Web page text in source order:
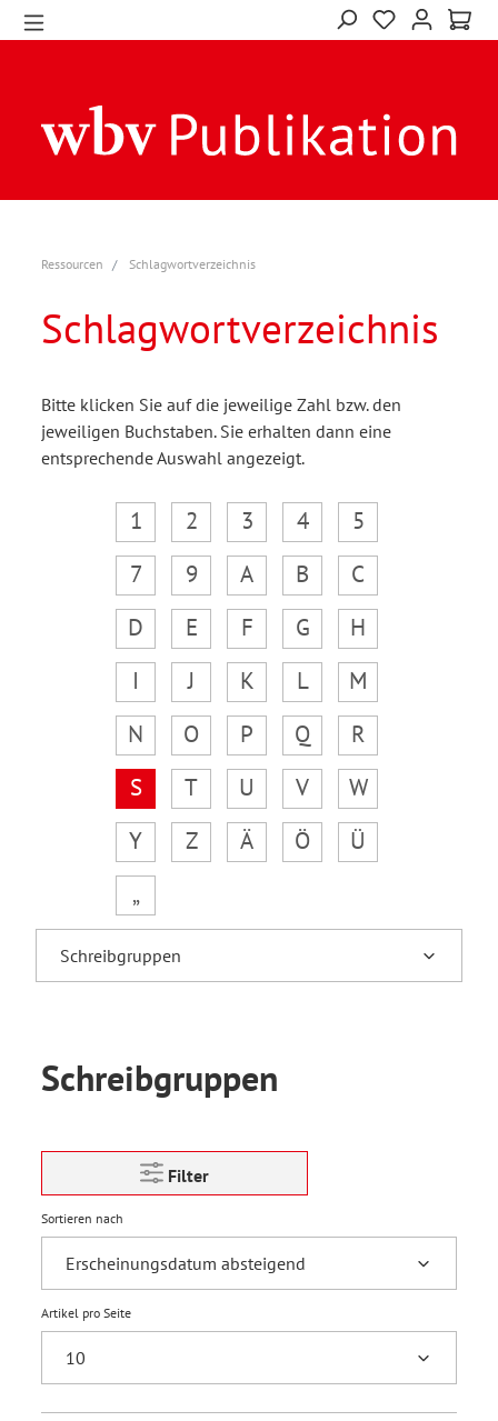
Ressourcen Schlagwortverzeichnis
Schlagwortverzeichnis
Bitte klicken Sie auf die jeweilige Zahl bzw. den
jeweiligen Buchstaben. Sie erhalten dann eine
entsprechende Auswahl angezeigt.
1 2 3 4
5
7
9 A B
C
D
E F G
H
I
J K L
M
N
O P Q
R
S
T U V
W
Y
Z Ä Ö
Ü
„
Schreibgruppen
Filter
Sortieren nach
Artikel pro Seite